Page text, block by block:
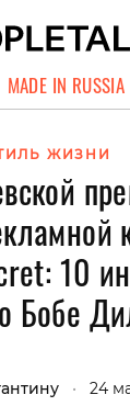
MADE IN RUSSIA
ЖИЗНИ
10
Бобе
• 24